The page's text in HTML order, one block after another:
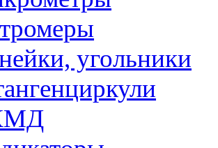
угольники